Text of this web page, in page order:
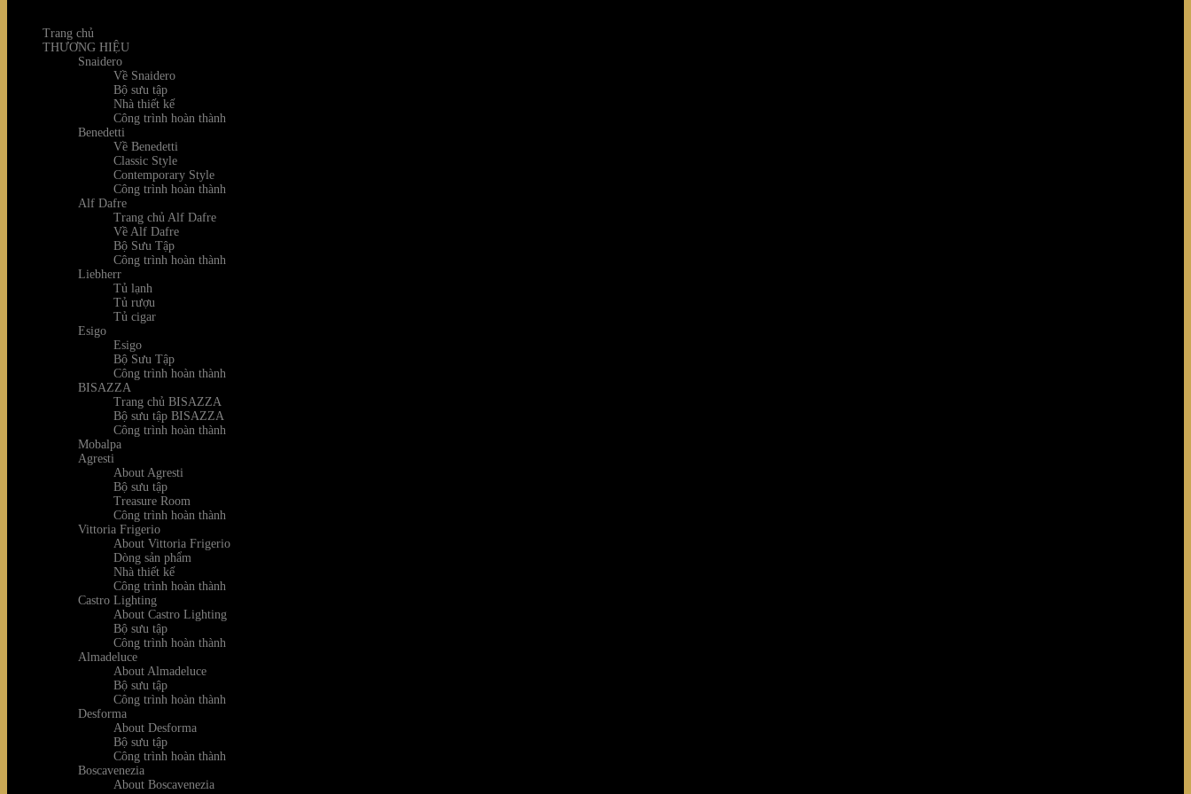
Trang chủ
THƯƠNG HIỆU
Snaidero
Về Snaidero
Bộ sưu tập
Nhà thiết kế
Công trình hoàn thành
Benedetti
Về Benedetti
Classic Style
Contemporary Style
Công trình hoàn thành
Alf Dafre
Trang chủ Alf Dafre
Về Alf Dafre
Bộ Sưu Tập
Công trình hoàn thành
Liebherr
Tủ lạnh
Tủ rượu
Tủ cigar
Esigo
Esigo
Bộ Sưu Tập
Công trình hoàn thành
BISAZZA
Trang chủ BISAZZA
Bộ sưu tập BISAZZA
Công trình hoàn thành
Mobalpa
Agresti
About Agresti
Bộ sưu tập
Treasure Room
Công trình hoàn thành
Vittoria Frigerio
About Vittoria Frigerio
Dòng sản phẩm
Nhà thiết kế
Công trình hoàn thành
Castro Lighting
About Castro Lighting
Bộ sưu tập
Công trình hoàn thành
Almadeluce
About Almadeluce
Bộ sưu tập
Công trình hoàn thành
Desforma
About Desforma
Bộ sưu tập
Công trình hoàn thành
Boscavenezia
About Boscavenezia